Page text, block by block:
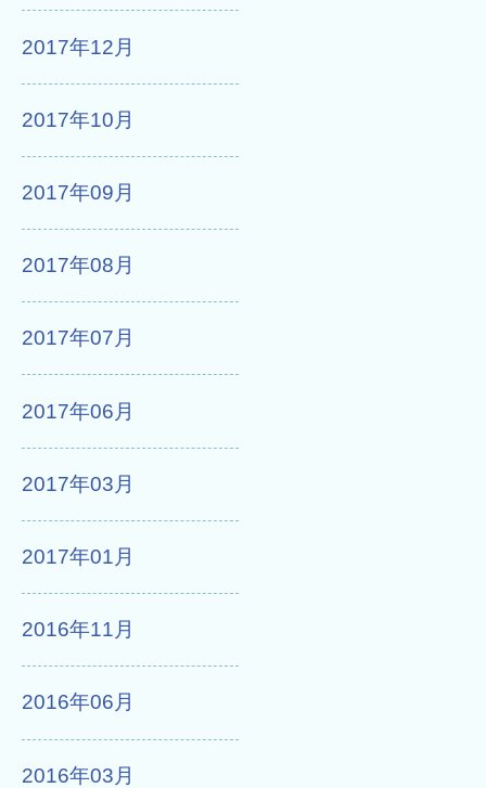
2017年12月
2017年10月
2017年09月
2017年08月
2017年07月
2017年06月
2017年03月
2017年01月
2016年11月
2016年06月
2016年03月